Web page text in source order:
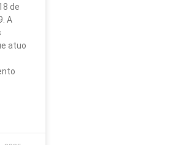
de
A
atuo